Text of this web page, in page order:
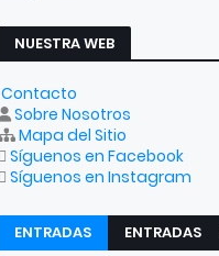
NUESTRA WEB
Contacto
Sobre Nosotros
Mapa del Sitio
Síguenos en Facebook
Síguenos en Instagram
ENTRADAS
ENTRADAS